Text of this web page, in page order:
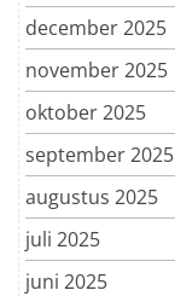
december 2025
november 2025
oktober 2025
september 2025
augustus 2025
juli 2025
juni 2025